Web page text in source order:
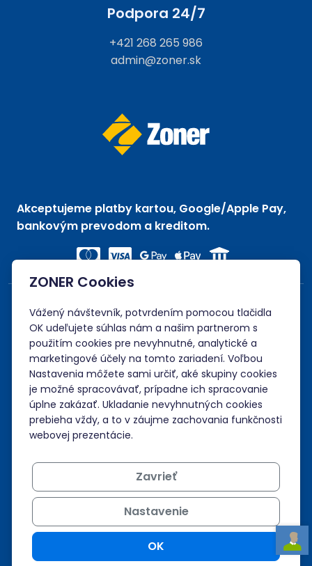
Podpora 24/7
+421 268 265 986
admin@zoner.sk
Akceptujeme platby kartou, Google/Apple Pay,
bankovým prevodom a kreditom.
Zmeniť nastavenia cookies
ZONER Cookies
Vážený návštevník, potvrdením pomocou tlačidla
OK udeľujete súhlas nám a našim partnerom s
použitím cookies pre nevyhnutné, analytické a
marketingové účely na tomto zariadení. Voľbou
Nastavenia môžete sami určiť, aké skupiny cookies
je možné spracovávať, prípadne ich spracovanie
úplne zakázať. Ukladanie nevyhnutných cookies
prebieha vždy, a to v záujme zachovania funkčnosti
webovej prezentácie.
Zavrieť
Nastavenie
OK